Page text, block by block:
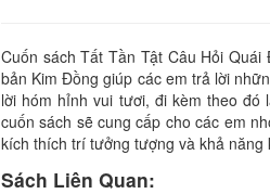
Cuốn sách Tất Tần Tật Câu Hỏi
bản Kim Đồng giúp các em trả lời
lời hóm hỉnh vui tươi, đi kèm theo
cuốn sách sẽ cung cấp cho các em
kích thích trí tưởng tượng và khả năng
Sách Liên Quan: